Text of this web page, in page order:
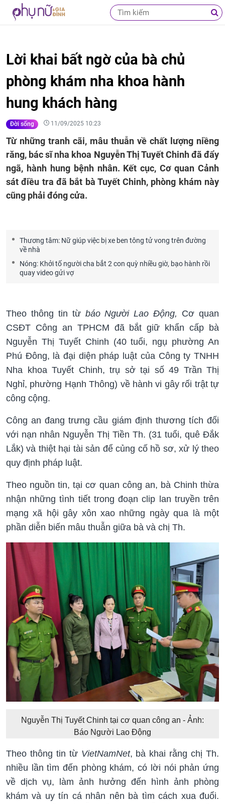
Lời khai bất ngờ của bà chủ
phòng khám nha khoa hành
hung khách hàng
Đời sống 11/09/2025 10:23
Từ những tranh cãi, mâu thuẫn về chất lượng niềng
răng, bác sĩ nha khoa Nguyễn Thị Tuyết Chinh đã đẩy
ngã, hành hung bệnh nhân. Kết cục, Cơ quan Cảnh
sát điều tra đã bắt bà Tuyết Chinh, phòng khám này
cũng phải đóng cửa.
Thương tâm: Nữ giúp việc bị xe ben tông tử vong trên đường
về nhà
Nóng: Khởi tố người cha bắt 2 con quỳ nhiều giờ, bạo hành rồi
quay video gửi vợ
Theo thông tin từ báo Người Lao Động, Cơ quan
CSĐT Công an TPHCM đã bắt giữ khẩn cấp bà
Nguyễn Thị Tuyết Chinh (40 tuổi, ngụ phường An
Phú Đông, là đại diện pháp luật của Công ty TNHH
Nha khoa Tuyết Chinh, trụ sở tại số 49 Trần Thị
Nghỉ, phường Hạnh Thông) về hành vi gây rối trật tự
công cộng.
Công an đang trưng cầu giám định thương tích đối
với nạn nhân Nguyễn Thị Tiền Th. (31 tuổi, quê Đắk
Lắk) và thiệt hại tài sản để củng cố hồ sơ, xử lý theo
quy định pháp luật.
Theo nguồn tin, tại cơ quan công an, bà Chinh thừa
nhận những tình tiết trong đoạn clip lan truyền trên
mạng xã hội gây xôn xao những ngày qua là một
phần diễn biến mâu thuẫn giữa bà và chị Th.
Nguyễn Thị Tuyết Chinh tại cơ quan công an - Ảnh:
Báo Người Lao Động
Theo thông tin từVietNamNet, bà khai rằng chị Th.
nhiều lần tìm đến phòng khám, có lời nói phản ứng
về dịch vụ, làm ảnh hưởng đến hình ảnh phòng
khám và uy tín cá nhân nên bà tìm cách xua đuổi.